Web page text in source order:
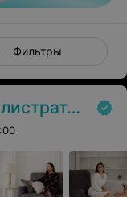
Фильтры
Светлана